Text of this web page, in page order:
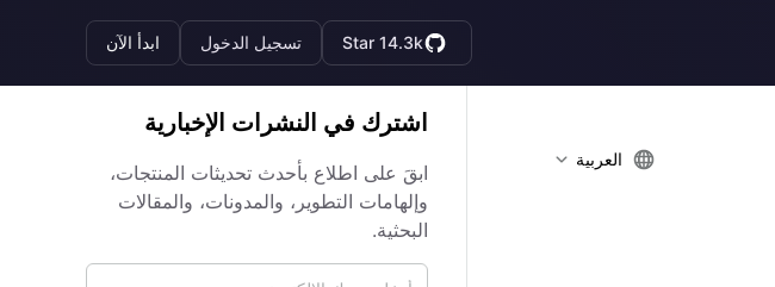
Star 14.3k تسجيل الدخول ابدأ الآن
العربية
اشترك في النشرات الإخبارية
ابقَ على اطلاع بأحدث تحديثات المنتجات،
وإلهامات التطوير، والمدونات، والمقالات
البحثية.